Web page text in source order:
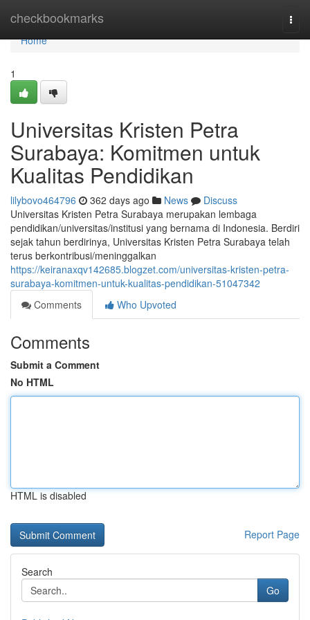
checkbookmarks
Home
Home
1
Universitas Kristen Petra
Surabaya: Komitmen untuk
Kualitas Pendidikan
lilybovo464796 362 days ago News
Discuss
Universitas Kristen Petra Surabaya merupakan lembaga
pendidikan/universitas/institusi yang bernama di Indonesia. Berdiri
sejak tahun berdirinya, Universitas Kristen Petra Surabaya telah
terus berkontribusi/meninggalkan
https://keiranaxqv142685.blogzet.com/universitas-kristen-petra-
surabaya-komitmen-untuk-kualitas-pendidikan-51047342
Comments
Who Upvoted
Comments
Submit a Comment
No HTML
HTML is disabled
Report Page
Search
Go